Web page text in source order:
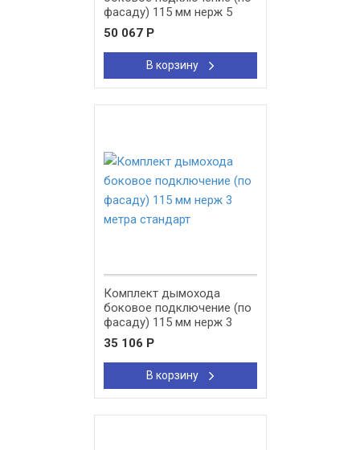
фасаду) 115 мм нерж 5
метров премиум
50 067 Р
В корзину
Комплект дымохода
боковое подключение (по
фасаду) 115 мм нерж 3
метра стандарт
35 106 Р
В корзину